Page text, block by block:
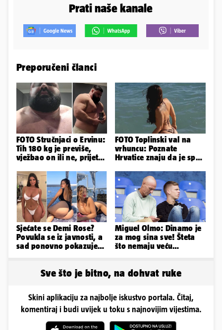
Prati naše kanale
Preporučeni članci
FOTO Stručnjaci o Ervinu:
Tih 180 kg je previše,
vježbao on ili ne, prijete
FOTO Toplinski val na
vrhuncu: Poznate
Hrvatice znaju da je spas
Sjećate se Demi Rose?
Povukla se iz javnosti, a
sad ponovno pokazuje
Miguel Olmo: Dinamo je
za mog sina sve! Šteta
što nemaju veću
Sve što je bitno, na dohvat ruke
Skini aplikaciju za najbolje iskustvo portala. Čitaj,
komentiraj i budi uvijek u toku s najnovijim vijestima.